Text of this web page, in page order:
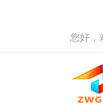
您好，